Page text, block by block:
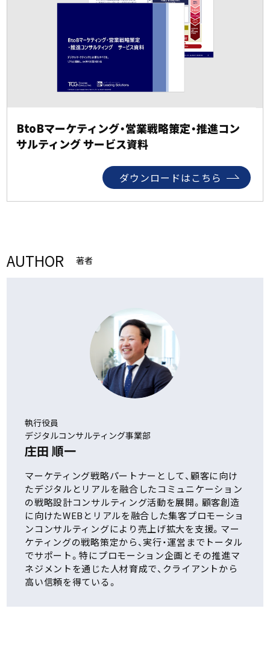
BtoBマーケティング・営業戦略策定・推進コン
サルティング サービス資料
ダウンロードはこちら
AUTHOR 著者
執行役員
デジタルコンサルティング事業部
庄田 順一
マーケティング戦略パートナーとして、顧客に向け
たデジタルとリアルを融合したコミュニケーション
の戦略設計コンサルティング活動を展開。顧客創造
に向けたWEBとリアルを融合した集客プロモーショ
ンコンサルティングにより売上げ拡大を支援。マー
ケティングの戦略策定から、実行・運営までトータル
でサポート。特にプロモーション企画とその推進マ
ネジメントを通じた人材育成で、クライアントから
高い信頼を得ている。